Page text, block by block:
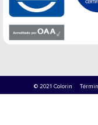
© 2021 Colorin